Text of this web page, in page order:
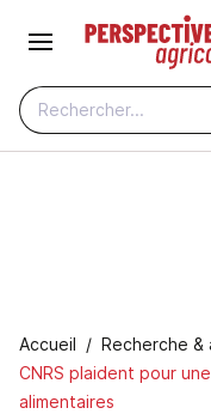
Aller au contenu principal
Rechercher...
Fil d'Ariane
Accueil Recherche &
CNRS plaident pour
alimentaires